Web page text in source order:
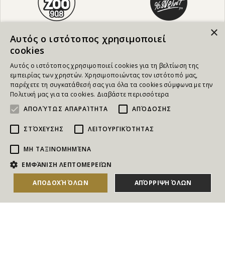
ΑΓΟΡΑΣΕ ΤΟ
NEWSLETTER
Για να ενημερώνεστε άμεσα για τους Διαγωνισμούς, τα
Δώρα, τις Νέες Προσφορές & τις Νέες Δωροεπιταγές
×
Αυτός ο ιστότοπος χρησιμοποιεί
cookies
Αυτός ο ιστότοπος χρησιμοποιεί cookies για τη βελτίωση της
εμπειρίας των χρηστών. Χρησιμοποιώντας τον ιστότοπό μας,
παρέχετε τη συγκατάθεσή σας για όλα τα cookies σύμφωνα με την
Πολιτική μας για τα cookies. Διαβάστε περισσότερα
ΑΠΟΛΎΤΩΣ ΑΠΑΡΑΊΤΗΤΑ
ΑΠΌΔΟΣΗΣ
ΣΤΌΧΕΥΣΗΣ ΛΕΙΤΟΥΡΓΙΚΌΤΗΤΑΣ
ΜΗ ΤΑΞΙΝΟΜΗΜΈΝΑ
ΕΜΦΆΝΙΣΗ ΛΕΠΤΟΜΕΡΕΙΏΝ
ΑΠΟΔΟΧΉ ΌΛΩΝ ΑΠΌΡΡΙΨΗ ΌΛΩΝ